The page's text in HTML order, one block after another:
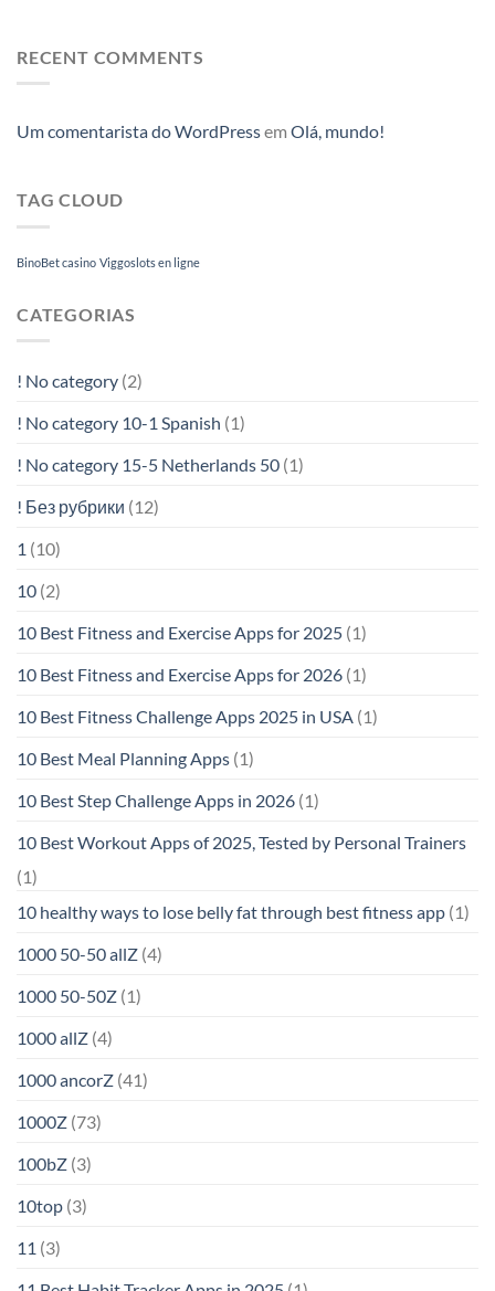
RECENT COMMENTS
Um comentarista do WordPressem Olá, mundo!
TAG CLOUD
BinoBet casino Viggoslots en ligne
CATEGORIAS
! No category (2)
! No category 10-1 Spanish (1)
! No category 15-5 Netherlands 50 (1)
! Без рубрики (12)
1 (10)
10 (2)
10 Best Fitness and Exercise Apps for 2025 (1)
10 Best Fitness and Exercise Apps for 2026 (1)
10 Best Fitness Challenge Apps 2025 in USA (1)
10 Best Meal Planning Apps (1)
10 Best Step Challenge Apps in 2026 (1)
10 Best Workout Apps of 2025, Tested by Personal Trainers
(1)
10 healthy ways to lose belly fat through best fitness app (1)
1000 50-50 allZ (4)
1000 50-50Z (1)
1000 allZ (4)
1000 ancorZ (41)
1000Z (73)
100bZ (3)
10top (3)
11 (3)